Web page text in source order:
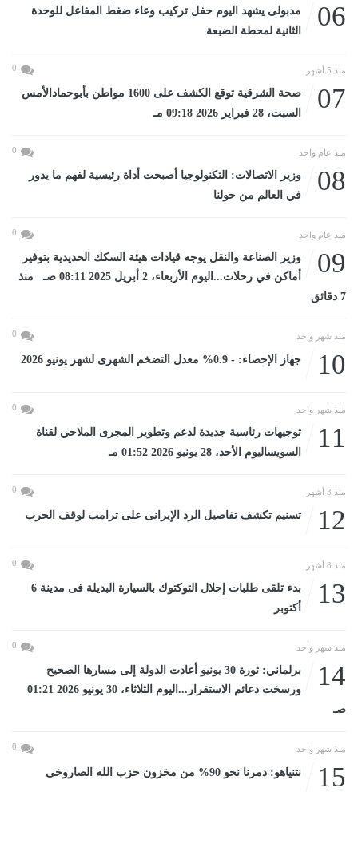
06
مدبولى يشهد اليوم حفل تركيب وعاء ضغط المفاعل للوحدة
الثانية لمحطة الضبعة
منذ 5 أشهر 0
07
صحة الشرقية توقع الكشف على 1600 مواطن بأبوحمادالأمس
السبت، 28 فبراير 2026 09:18 مـ
منذ عام واحد 0
08
وزير الاتصالات: التكنولوجيا أصبحت أداة رئيسية لفهم ما يدور
في العالم من حولنا
منذ عام واحد 0
09
وزير الصناعة والنقل يوجه قيادات هيئة السكك الحديدية بتوفير
أماكن في رحلات...اليوم الأربعاء، 2 أبريل 2025 08:11 صـ منذ
7 دقائق
منذ شهر واحد 0
10 جهاز الإحصاء: - 0.9% معدل التضخم الشهرى لشهر يونيو 2026
منذ شهر واحد 0
11
توجيهات رئاسية جديدة لدعم وتطوير المجرى الملاحي لقناة
السويساليوم الأحد، 28 يونيو 2026 01:52 مـ
منذ 3 أشهر 0
12 تسنيم تكشف تفاصيل الرد الإيرانى على ترامب لوقف الحرب
منذ 8 أشهر 0
13
بدء تلقى طلبات إحلال التوكتوك بالسيارة البديلة فى مدينة 6
أكتوبر
منذ شهر واحد 0
14
برلماني: ثورة 30 يونيو أعادت الدولة إلى مسارها الصحيح
ورسخت دعائم الاستقرار...اليوم الثلاثاء، 30 يونيو 2026 01:21
صـ
منذ شهر واحد 0
15 نتنياهو: دمرنا نحو 90% من مخزون حزب الله الصاروخى